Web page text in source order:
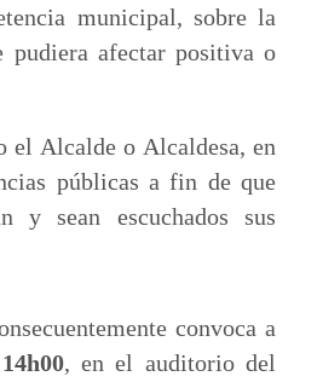
municipal, sobre la
pudiera afectar positiva o
el Alcalde o Alcaldesa, en
públicas a fin de que
y sean escuchados sus
convoca a
, en el auditorio del